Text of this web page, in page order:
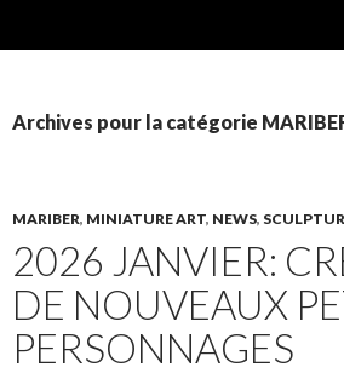
Archives pour la catégorie
MARIBER, MINIATURE ART, NEWS,
2026 JANVIER:
DE NOUVEAUX
PERSONNAGES